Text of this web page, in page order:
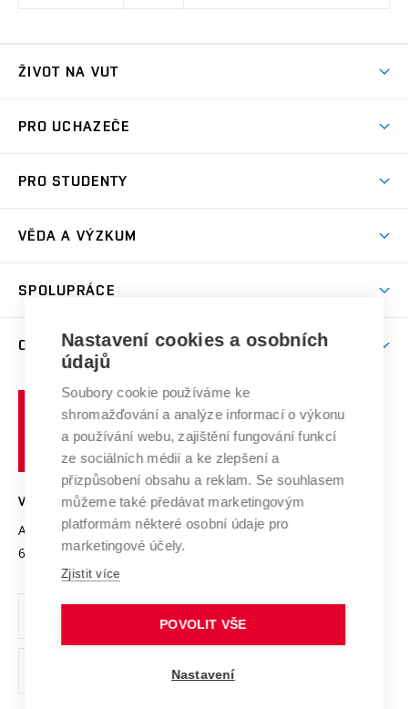
ŽIVOT NA VUT
Koleje
Sport na VUT
PRO UCHAZEČE
Dny otevřených dveří
Celoživotní vzdělávání
E-přihláška
PRO STUDENTY
Harmonogram akademického roku
Závěrečné práce
Doktorské studium
Zpracování osobních údajů studentů
Sociální bezpečí
Studium bez bariér
Podpora podnikání
VĚDA A VÝZKUM
Mezinárodní vědecká rada
Systém zajišťování kvality výzkumu
Výzkumné infrastruktury
Transfer znalostí
Open Science
Projekty
Projekty ze strukturálních fondů
Specifický výzkum
SPOLUPRÁCE
Zahraniční spolupráce
Spolupráce se školami
Služby univerzity
Mezinárodní dohody
Univerzitní sítě
O UNIVERZITĚ
Profil univerzity
Udržitelná univerzita
Podnikavá univerzita / ContriBUTe
Bezpečná univerzita
Vyznamenání
Organizační struktura
Ochrana osobních údajů
odkaz)
učení
technické
VYSOKÉ UČENÍ TECHNICKÉ V BRNĚ
Antonínská 548/1
602 00 Brno
www.vut.cz
vut@vutbr.cz
Nastavení cookies a osobních
údajů
Soubory cookie používáme ke
shromažďování a analýze informací o výkonu
a používání webu, zajištění fungování funkcí
ze sociálních médií a ke zlepšení a
přizpůsobení obsahu a reklam. Se souhlasem
můžeme také předávat marketingovým
platformám některé osobní údaje pro
marketingové účely.
Zjistit více
POVOLIT VŠE
Nastavení